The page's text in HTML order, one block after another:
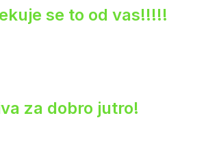
se to od vas!!!!!
za dobro jutro!